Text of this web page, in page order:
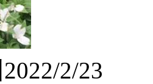
2022/2/23